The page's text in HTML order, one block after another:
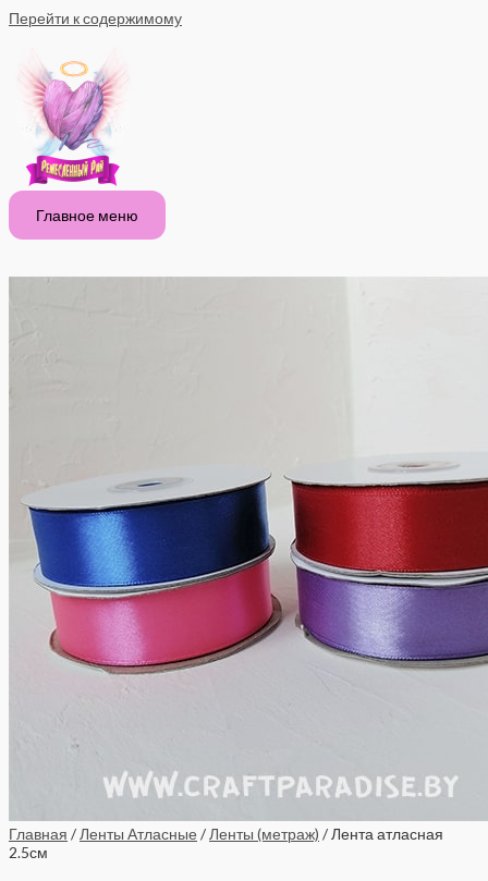
Перейти к содержимому
Главное меню
Главная / Ленты Атласные / Ленты (метраж) / Лента атласная
2.5см